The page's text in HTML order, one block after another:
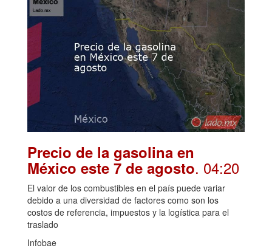
Precio de la gasolina en
México este 7 de agosto. 04:20
El valor de los combustibles en el país puede variar
debido a una diversidad de factores como son los
costos de referencia, impuestos y la logística para el
traslado
Infobae